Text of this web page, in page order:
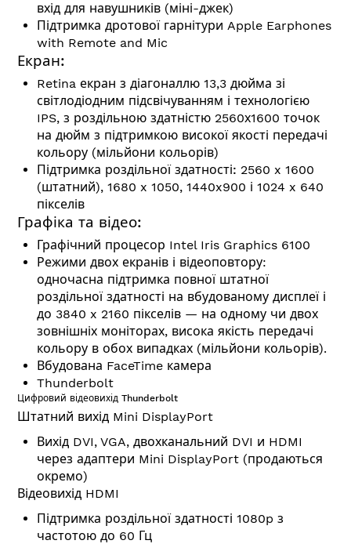
вхід для навушників (міні-джек)
Підтримка дротової гарнітури Apple Earphones
with Remote and Mic
Екран:
Retina екран з діагоналлю 13,3 дюйма зі
світлодіодним підсвічуванням і технологією
IPS, з роздільною здатністю 2560х1600 точок
на дюйм з підтримкою високої якості передачі
кольору (мільйони кольорів)
Підтримка роздільної здатності: 2560 x 1600
(штатний), 1680 x 1050, 1440x900 і 1024 x 640
пікселів
Графіка та відео:
Графічний процесор Intel Iris Graphics 6100
Режими двох екранів і відеоповтору:
одночасна підтримка повної штатної
роздільної здатності на вбудованому дисплеї і
до 3840 x 2160 пікселів — на одному чи двох
зовнішніх моніторах, висока якість передачі
кольору в обох випадках (мільйони кольорів).
Вбудована FaceTime камера
Thunderbolt
Цифровий відеовихід Thunderbolt
Штатний вихід Mini DisplayPort
Вихід DVI, VGA, двохканальний DVI и HDMI
через адаптери Mini DisplayPort (продаються
окремо)
Відеовихід HDMI
Підтримка роздільної здатності 1080p з
частотою до 60 Гц